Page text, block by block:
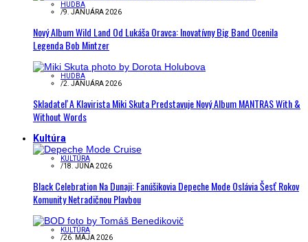
HUDBA
/9. JANUÁRA 2026
Nový Album Wild Land Od Lukáša Oravca: Inovatívny Big Band Ocenila
Legenda Bob Mintzer
HUDBA
/2. JANUÁRA 2026
Skladateľ A Klavirista Miki Skuta Predstavuje Nový Album MANTRAS With &
Without Words
Kultúra
KULTÚRA
/18. JÚNA 2026
Black Celebration Na Dunaji: Fanúšikovia Depeche Mode Oslávia Šesť Rokov
Komunity Netradičnou Plavbou
KULTÚRA
/26. MÁJA 2026